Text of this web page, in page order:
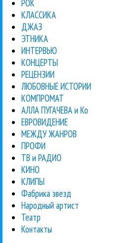
РОК
КЛАССИКА
ДЖАЗ
ЭТНИКА
ИНТЕРВЬЮ
КОНЦЕРТЫ
РЕЦЕНЗИИ
ЛЮБОВНЫЕ ИСТОРИИ
КОМПРОМАТ
АЛЛА ПУГАЧЕВА и Ко
ЕВРОВИДЕНИЕ
МЕЖДУ ЖАНРОВ
ПРОФИ
ТВ и РАДИО
КИНО
КЛИПЫ
Фабрика звезд
Народный артист
Театр
Контакты